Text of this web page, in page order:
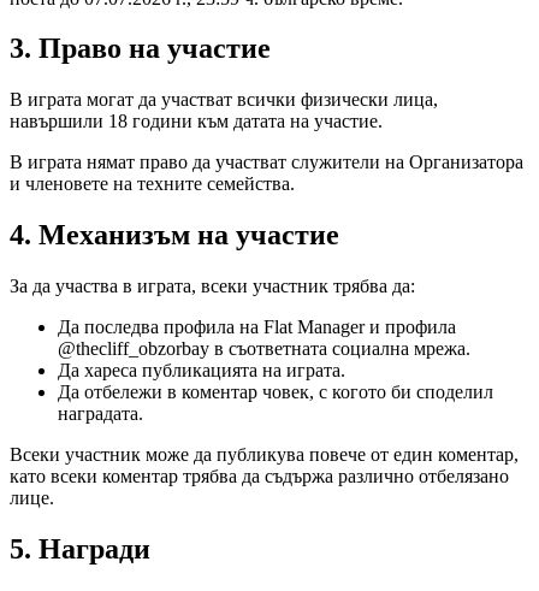
3. Право на участие
В играта могат да участват всички физически лица,
навършили 18 години към датата на участие.
В играта нямат право да участват служители на Организатора
и членовете на техните семейства.
4. Механизъм на участие
За да участва в играта, всеки участник трябва да:
Да последва профила на Flat Manager и профила
@thecliff_obzorbay в съответната социална мрежа.
Да хареса публикацията на играта.
Да отбележи в коментар човек, с когото би споделил
наградата.
Всеки участник може да публикува повече от един коментар,
като всеки коментар трябва да съдържа различно отбелязано
лице.
5. Награди